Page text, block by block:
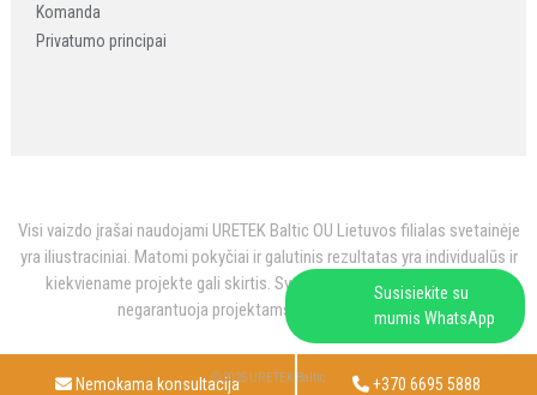
Susisiekite su
mumis WhatsApp
Nemokama konsultacija +370 6695 5888
Komanda
Privatumo principai
Visi vaizdo įrašai naudojami URETEK Baltic OU Lietuvos filialas svetainėje
yra iliustraciniai. Matomi pokyčiai ir galutinis rezultatas yra individualūs ir
kiekviename projekte gali skirtis. Svetainėje pateikti vaizdo įrašai
negarantuoja projektams vienodo rezultato.
© 2025 URETEK Baltic